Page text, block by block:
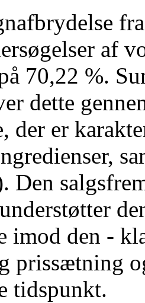
af
70,22 %.
dette
der er
Den
imod den -
prissætning
tidspunkt.